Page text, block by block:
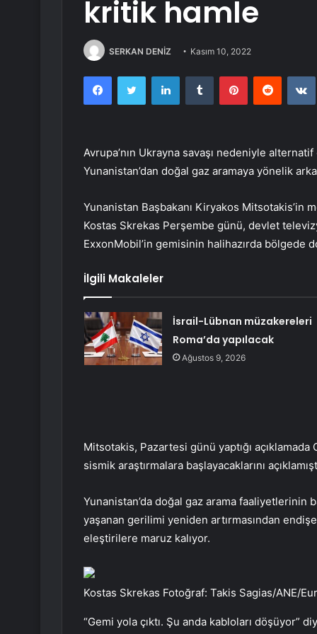
kritik hamle
SERKAN DENİZ Kasım 10, 2022
FacebookTwitter LinkedInTumblr PinterestReddit
Avrupa’nın Ukrayna savaşı nedeniyle
Yunanistan’dan doğal gaz aramaya yönelik
Yunanistan Başbakanı Kiryakos Mitsotakis’in
Kostas Skrekas Perşembe günü, devlet
ExxonMobil’in gemisinin halihazırda bölgede
İlgili Makaleler
İsrail-Lübnan müzakereleri
Roma’da yapılacak
Ağustos 9, 2026
Mitsotakis, Pazartesi günü yaptığı
sismik araştırmalara başlayacaklarını
Yunanistan’da doğal gaz arama faaliyetlerinin
yaşanan gerilimi yeniden artırmasından
eleştirilere maruz kalıyor.
Kostas Skrekas Fotoğraf: Takis Sagias/ANE/
“Gemi yola çıktı. Şu anda kabloları döşüyor”